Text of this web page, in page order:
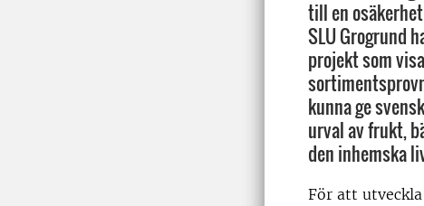
till en
SLU Grogrund
projekt som
kunna ge
urval av frukt,
den inhemska
För att